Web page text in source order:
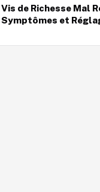
Vis de Richesse Mal
Symptômes et